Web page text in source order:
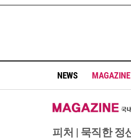
NEWS MAGAZINE
피처 | 묵직한 정